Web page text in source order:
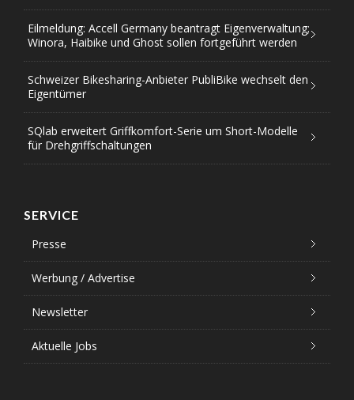
Eilmeldung: Accell Germany beantragt Eigenverwaltung;
Winora, Haibike und Ghost sollen fortgeführt werden
Schweizer Bikesharing-Anbieter PubliBike wechselt den
Eigentümer
SQlab erweitert Griffkomfort-Serie um Short-Modelle
für Drehgriffschaltungen
SERVICE
Presse
Werbung / Advertise
Newsletter
Aktuelle Jobs